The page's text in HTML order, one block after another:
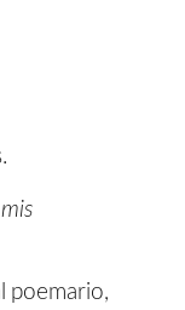
poemario,